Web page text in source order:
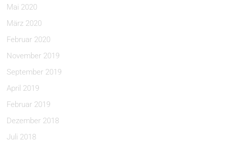
Mai 2020
März 2020
Februar 2020
November 2019
September 2019
April 2019
Februar 2019
Dezember 2018
Juli 2018